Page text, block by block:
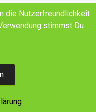
YouTube
e.V.
die Nutzerfreundlichkeit
stimmst Du